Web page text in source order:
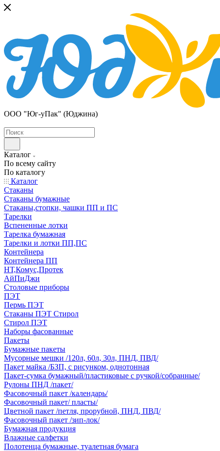
ООО "Юг-уПак" (Юджина)
Каталог
По всему сайту
По каталогу
Каталог
Стаканы
Стаканы бумажные
Стаканы,стопки, чашки ПП и ПС
Тарелки
Вспененные лотки
Тарелка бумажная
Тарелки и лотки ПП,ПС
Контейнера
Контейнера ПП
НТ,Комус,Протек
АйПиДжи
Столовые приборы
ПЭТ
Пермь ПЭТ
Стаканы ПЭТ Стирол
Стирол ПЭТ
Наборы фасованные
Пакеты
Бумажные пакеты
Мусорные мешки /120л, 60л, 30л, ПНД, ПВД/
Пакет майка /БЗП, с рисунком, однотонная
Пакет-сумка бумажный/пластиковые с ручкой/собранные/
Рулоны ПНД /пакет/
Фасовочный пакет /календарь/
Фасовочный пакет/ пласты/
Цветной пакет /петля, прорубной, ПНД, ПВД/
Фасовочный пакет /зип-лок/
Бумажная продукция
Влажные салфетки
Полотенца бумажные, туалетная бумага